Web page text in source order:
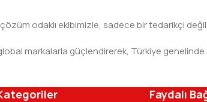
odaklı ekibimizle, sadece bir tedarikçi
markalarla güçlendirerek, Türkiye
Faydalı